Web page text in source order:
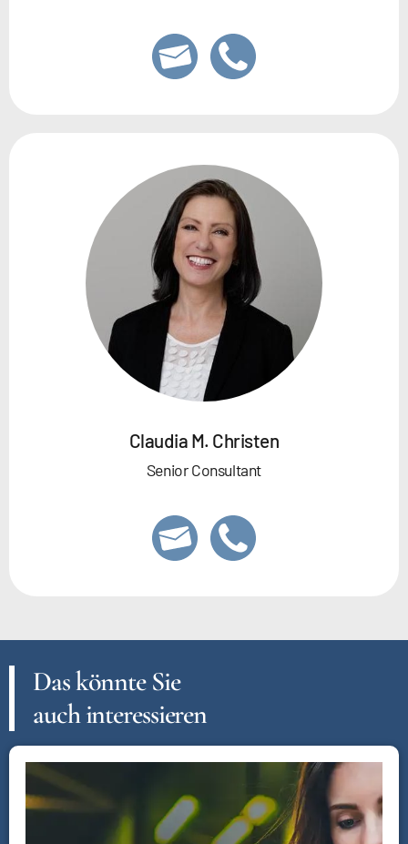
Claudia M. Christen
Senior Consultant
Das könnte Sie
auch interessieren